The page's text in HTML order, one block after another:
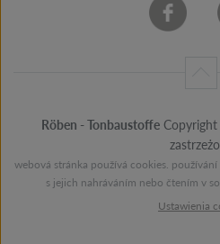
Röben - TonbaustoffeCopyright
webová stránka používá cookies.
s jejich nahráváním nebo čtením v
Ustawienia